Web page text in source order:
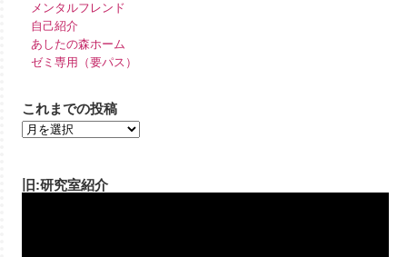
メンタルフレンド
自己紹介
あしたの森ホーム
ゼミ専用（要パス）
これまでの投稿
旧:研究室紹介